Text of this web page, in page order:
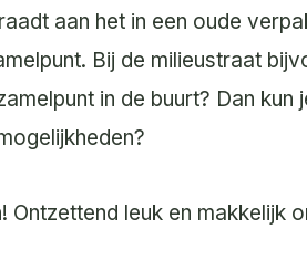
aan het in een oude
Bij de milieustraat
in de buurt? Dan kun
leuk en makkelijk